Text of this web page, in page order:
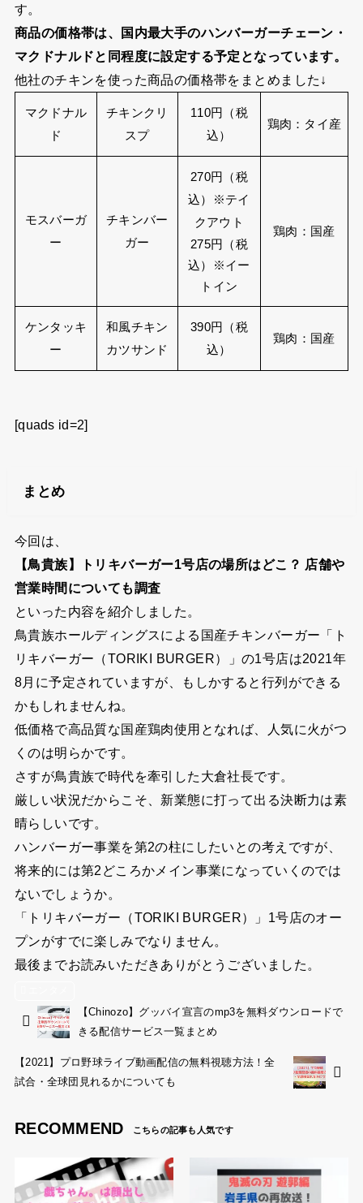
す。
商品の価格帯は、国内最大手のハンバーガーチェーン・
マクドナルドと同程度に設定する予定となっています。
他社のチキンを使った商品の価格帯をまとめました↓
マクドナル
ド
チキンクリ
スプ
110円（税
込）
鶏肉：タイ産
モスバーガ
ー
チキンバー
ガー
270円（税
込）※テイ
クアウト
275円（税
込）※イー
トイン
鶏肉：国産
ケンタッキ
ー
和風チキン
カツサンド
390円（税
込）
鶏肉：国産
[quads id=2]
まとめ
今回は、
【鳥貴族】トリキバーガー1号店の場所はどこ？ 店舗や
営業時間についても調査
といった内容を紹介しました。
鳥貴族ホールディングスによる国産チキンバーガー「ト
リキバーガー（TORIKI BURGER）」の1号店は2021年
8月に予定されていますが、もしかすると行列ができる
かもしれませんね。
低価格で高品質な国産鶏肉使用となれば、人気に火がつ
くのは明らかです。
さすが鳥貴族で時代を牽引した大倉社長です。
厳しい状況だからこそ、新業態に打って出る決断力は素
晴らしいです。
ハンバーガー事業を第2の柱にしたいとの考えですが、
将来的には第2どころかメイン事業になっていくのでは
ないでしょうか。
「トリキバーガー（TORIKI BURGER）」1号店のオー
プンがすでに楽しみでなりません。
最後までお読みいただきありがとうございました。
【Chinozo】グッバイ宣言のmp3を無料ダウンロードで
きる配信サービス一覧まとめ
【2021】プロ野球ライブ動画配信の無料視聴方法！全
試合・全球団見れるかについても
RECOMMEND